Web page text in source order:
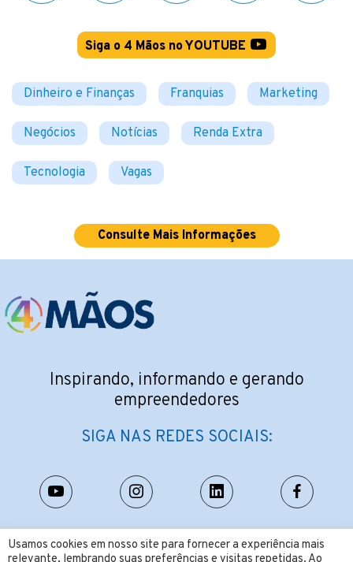
Siga o 4 Mãos no YOUTUBE
Dinheiro e Finanças Franquias Marketing
Negócios Notícias Renda Extra
Tecnologia Vagas
Consulte Mais Informações
Usamos cookies em nosso site para fornecer a experiência mais
Inspirando, informando e gerando
empreendedores
SIGA NAS REDES SOCIAIS:
CONTATO: